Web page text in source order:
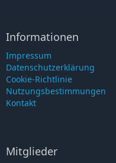
Informationen
Impressum
Datenschutzerklärung
Cookie-Richtlinie
Nutzungsbestimmungen
Kontakt
Mitglieder